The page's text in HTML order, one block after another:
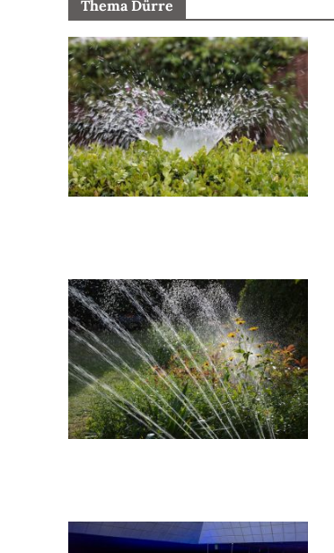
Thema Dürre